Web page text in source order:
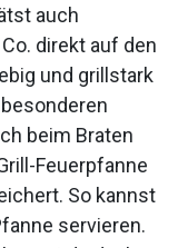
auch
direkt auf den
und grillstark
beim Braten
Feuerpfanne
So kannst
servieren.